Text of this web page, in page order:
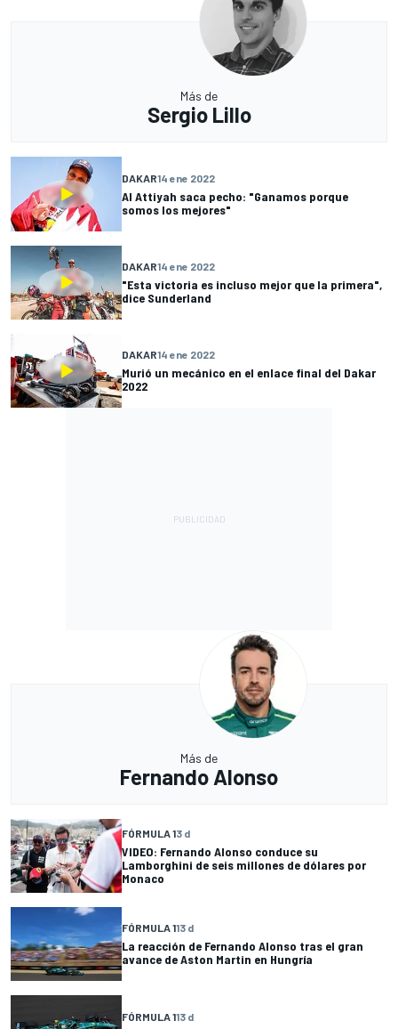
Más de
Sergio Lillo
DAKAR14 ene 2022
Al Attiyah saca pecho: "Ganamos porque
somos los mejores"
DAKAR14 ene 2022
"Esta victoria es incluso mejor que la primera",
dice Sunderland
DAKAR14 ene 2022
Murió un mecánico en el enlace final del Dakar
2022
Más de
Fernando Alonso
FÓRMULA 13 d
VIDEO: Fernando Alonso conduce su
Lamborghini de seis millones de dólares por
Monaco
FÓRMULA 113 d
La reacción de Fernando Alonso tras el gran
avance de Aston Martin en Hungría
FÓRMULA 113 d